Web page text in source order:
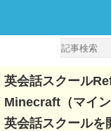
英会話スクール
Minecraft（マイ
英会話スクールを